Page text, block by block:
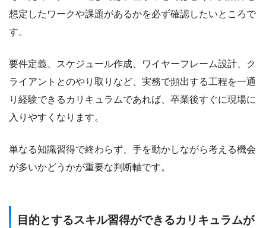
LP：20本以上
ワイヤーフレーム作成・UI/UXの改善・要件定義
想定したワークや課題があるかを必ず確認したいところで
す。
要件定義、スケジュール作成、ワイヤーフレーム設計、ク
ライアントとのやり取りなど、実務で頻出する工程を一通
り経験できるカリキュラムであれば、卒業後すぐに現場に
入りやすくなります。
単なる知識習得で終わらず、手を動かしながら考える機会
が多いかどうかが重要な判断軸です。
目的とするスキル習得ができるカリキュラムが